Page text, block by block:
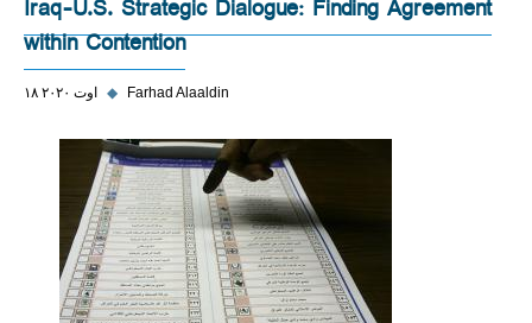
Iraq-U.S. Strategic Dialogue: Finding Agreement
within Contention
۱۸ اوت ۲۰۲۰ ◆ Farhad Alaaldin